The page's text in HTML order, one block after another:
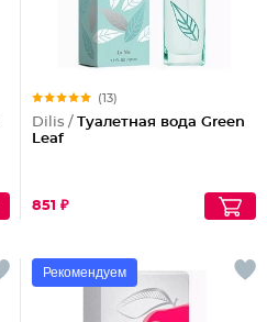
(13)
Dilis / Туалетная вода Green
Leaf
851 ₽
Рекомендуем